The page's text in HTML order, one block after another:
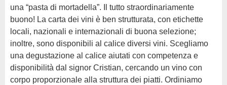
una “pasta di mortadella”. Il tutto straordinariamente
buono! La carta dei vini è ben strutturata, con etichette
locali, nazionali e internazionali di buona selezione;
inoltre, sono disponibili al calice diversi vini. Scegliamo
una degustazione al calice aiutati con competenza e
disponibilità dal signor Cristian, cercando un vino con
corpo proporzionale alla struttura dei piatti. Ordiniamo